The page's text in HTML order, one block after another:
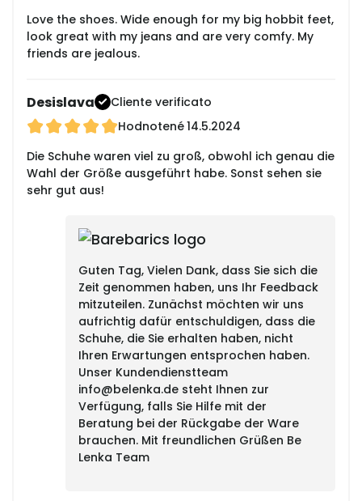
Love the shoes. Wide enough for my big hobbit feet,
look great with my jeans and are very comfy. My
friends are jealous.
Desislava
Cliente verificato
Hodnotené14.5.2024
Die Schuhe waren viel zu groß, obwohl ich genau die
Wahl der Größe ausgeführt habe. Sonst sehen sie
sehr gut aus!
Guten Tag, Vielen Dank, dass Sie sich die
Zeit genommen haben, uns Ihr Feedback
mitzuteilen. Zunächst möchten wir uns
aufrichtig dafür entschuldigen, dass die
Schuhe, die Sie erhalten haben, nicht
Ihren Erwartungen entsprochen haben.
Unser Kundendienstteam
info@belenka.de steht Ihnen zur
Verfügung, falls Sie Hilfe mit der
Beratung bei der Rückgabe der Ware
brauchen. Mit freundlichen Grüßen Be
Lenka Team